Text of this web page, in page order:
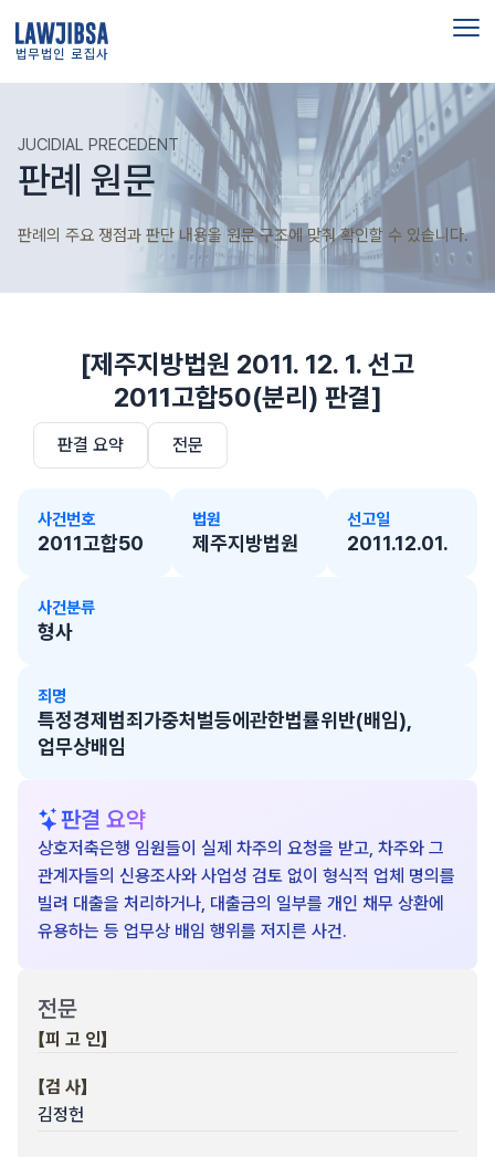
법무법인 로집사
JUCIDIAL PRECEDENT
판례 원문
판례의 주요 쟁점과 판단 내용을 원문 구조에 맞춰 확인할 수 있습니다.
[제주지방법원 2011. 12. 1. 선고
2011고합50(분리) 판결]
판결 요약 전문
사건번호
2011고합50
법원
제주지방법원
선고일
2011.12.01.
사건분류
형사
죄명
특정경제범죄가중처벌등에관한법률위반(배임),
업무상배임
판결 요약
상호저축은행 임원들이 실제 차주의 요청을 받고, 차주와 그
관계자들의 신용조사와 사업성 검토 없이 형식적 업체 명의를
빌려 대출을 처리하거나, 대출금의 일부를 개인 채무 상환에
유용하는 등 업무상 배임 행위를 저지른 사건.
전문
【피 고 인】
【검 사】
김정헌